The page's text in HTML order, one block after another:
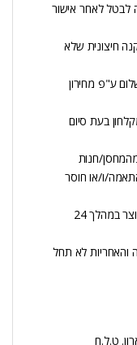
לבטל לאחר אישור
חיצונית שלא
ע"פ מחירון
בעת סיום
חנות
ו/או חוסר
מקלחון וזאת טרם ההתקנה ו/או שימוש במוצר במהלך 24
והאחריות לא תחל